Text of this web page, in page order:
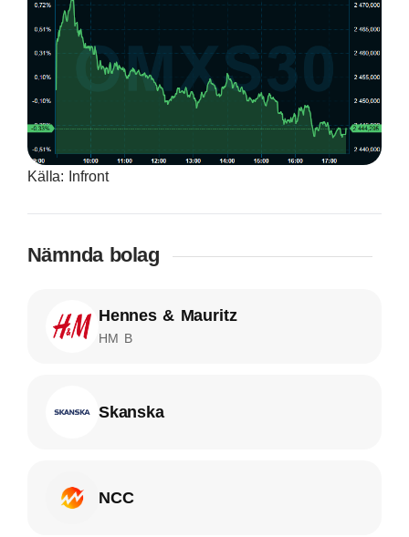
Källa: Infront
Nämnda bolag
Hennes & Mauritz
HM B
Skanska
NCC